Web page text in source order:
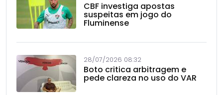
CBF investiga apostas
suspeitas em jogo do
Fluminense
28/07/2026 08:32
Boto critica arbitragem e
pede clareza no uso do VAR